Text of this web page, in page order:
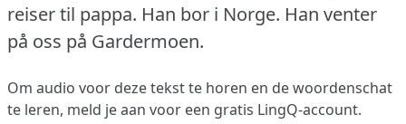
reiser til pappa. Han bor i Norge. Han venter
på oss på Gardermoen.
Om audio voor deze tekst te horen en de woordenschat
te leren, meld je aan voor een gratis LingQ-account.